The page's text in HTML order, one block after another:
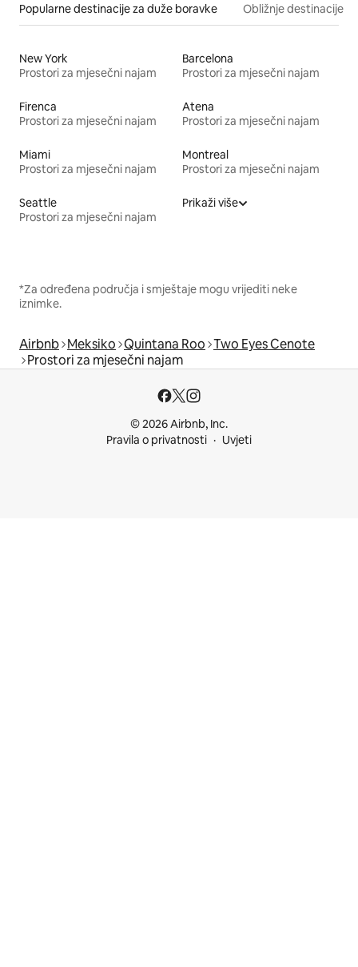
Popularne destinacije za duže boravke Obližnje destinacije
New York
Prostori za mjesečni najam
Barcelona
Prostori za mjesečni najam
Firenca
Prostori za mjesečni najam
Atena
Prostori za mjesečni najam
Miami
Prostori za mjesečni najam
Montreal
Prostori za mjesečni najam
Seattle
Prostori za mjesečni najam
Prikaži više
*Za određena područja i smještaje mogu vrijediti neke
iznimke.
Airbnb Meksiko Quintana Roo Two Eyes Cenote
Prostori za mjesečni najam
© 2026 Airbnb, Inc.
Pravila o privatnosti
Uvjeti